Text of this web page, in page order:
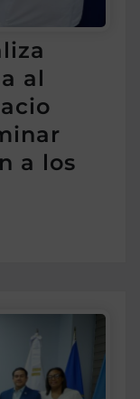
al
a los